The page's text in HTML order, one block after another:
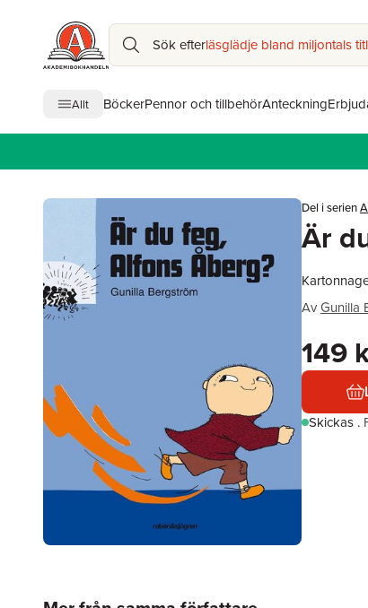
Sök efterläsglädje bland miljontals
Allt BöckerPennor och tillbehörAnteckning
Del i serien
Är
AvGunilla
149
Skickas .